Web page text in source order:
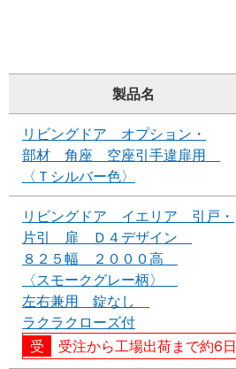
製品名
リビングドア オプション・
部材 角座 空座引手違扉用
〈Ｔシルバー色〉
リビングドア イエリア 引戸・
片引 扉 Ｄ４デザイン
８２５幅 ２０００高
〈スモークグレー柄〉
左右兼用 錠なし
ラクラクローズ付
受注から工場出荷まで約6日